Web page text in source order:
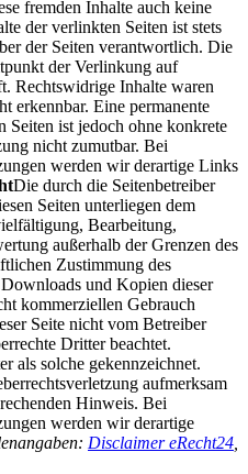
fremden Inhalte auch keine
der verlinkten Seiten ist stets
der Seiten verantwortlich. Die
der Verlinkung auf
Rechtswidrige Inhalte waren
erkennbar. Eine permanente
ist jedoch ohne konkrete
nicht zumutbar. Bei
werden wir derartige Links
Die durch die Seitenbetreiber
Seiten unterliegen dem
Bearbeitung,
außerhalb der Grenzen des
Zustimmung des
und Kopien dieser
kommerziellen Gebrauch
Seite nicht vom Betreiber
Dritter beachtet.
als solche gekennzeichnet.
aufmerksam
Hinweis. Bei
werden wir derartige
Disclaimer eRecht24